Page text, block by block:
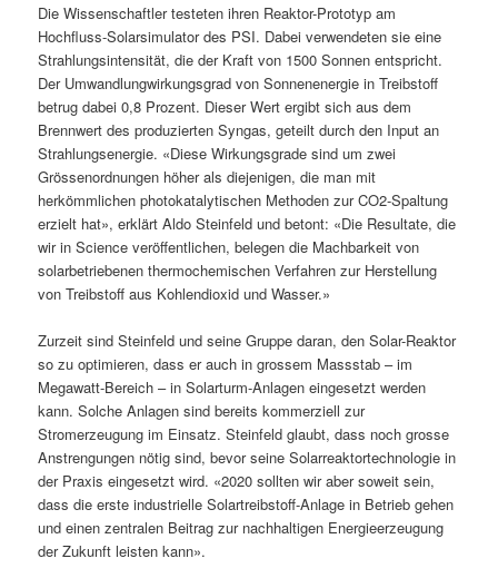
Die Wissenschaftler testeten ihren Reaktor-Prototyp am
Hochfluss-Solarsimulator des PSI. Dabei verwendeten sie eine
Strahlungsintensität, die der Kraft von 1500 Sonnen entspricht.
Der Umwandlungwirkungsgrad von Sonnenenergie in Treibstoff
betrug dabei 0,8 Prozent. Dieser Wert ergibt sich aus dem
Brennwert des produzierten Syngas, geteilt durch den Input an
Strahlungsenergie. «Diese Wirkungsgrade sind um zwei
Grössenordnungen höher als diejenigen, die man mit
herkömmlichen photokatalytischen Methoden zur CO2-Spaltung
erzielt hat», erklärt Aldo Steinfeld und betont: «Die Resultate, die
wir in Science veröffentlichen, belegen die Machbarkeit von
solarbetriebenen thermochemischen Verfahren zur Herstellung
von Treibstoff aus Kohlendioxid und Wasser.»
Zurzeit sind Steinfeld und seine Gruppe daran, den Solar-Reaktor
so zu optimieren, dass er auch in grossem Massstab – im
Megawatt-Bereich – in Solarturm-Anlagen eingesetzt werden
kann. Solche Anlagen sind bereits kommerziell zur
Stromerzeugung im Einsatz. Steinfeld glaubt, dass noch grosse
Anstrengungen nötig sind, bevor seine Solarreaktortechnologie in
der Praxis eingesetzt wird. «2020 sollten wir aber soweit sein,
dass die erste industrielle Solartreibstoff-Anlage in Betrieb gehen
und einen zentralen Beitrag zur nachhaltigen Energieerzeugung
der Zukunft leisten kann».